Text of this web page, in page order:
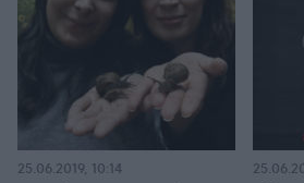
25.06.2019, 10:14